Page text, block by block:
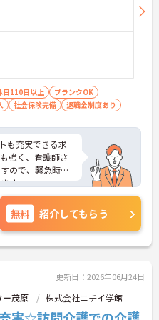
日110日以上
ブランクOK
社会保険完備 退職金制度あり
も充実できる求
強く、看護師さ
ので、緊急時の
す。
して働ける制度
フステージにも
で、ぜひあなた
無料 紹介してもらう
更新日：2026年06月24日
ー茂原 株式会社ニチイ学館